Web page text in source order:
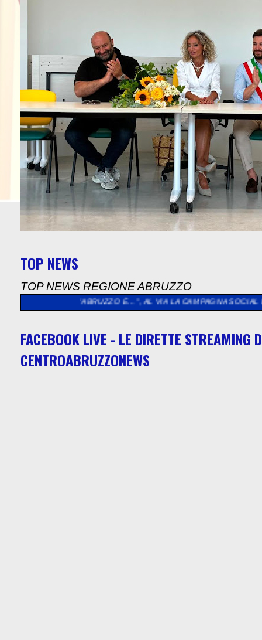
TOP NEWS
TOP NEWS REGIONE ABRUZZO
“L’ABRUZZO È…”, AL VIA LA CAMPAGNA SOCIAL DEDICATA AGLI
FACEBOOK LIVE - LE DIRETTE STREAMING
CENTROABRUZZONEWS